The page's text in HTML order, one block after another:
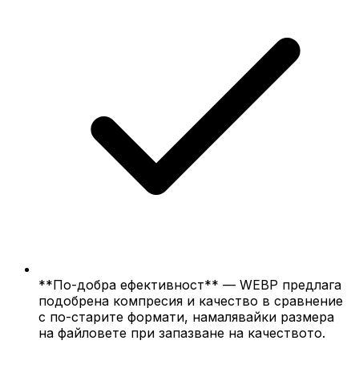
**По-добра ефективност** — WEBP предлага
подобрена компресия и качество в сравнение
с по-старите формати, намалявайки размера
на файловете при запазване на качеството.